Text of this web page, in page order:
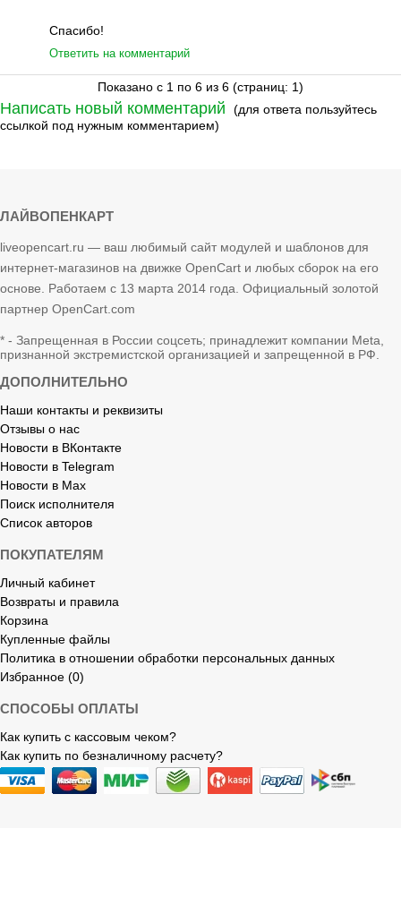
Спасибо!
Ответить на комментарий
Показано с 1 по 6 из 6 (страниц: 1)
Написать новый комментарий
(для ответа пользуйтесь
ссылкой под нужным комментарием)
ЛАЙВОПЕНКАРТ
liveopencart.ru — ваш любимый сайт модулей и шаблонов для
интернет-магазинов на движке OpenCart и любых сборок на его
основе. Работаем с 13 марта 2014 года. Официальный золотой
партнер OpenCart.com
* - Запрещенная в России соцсеть; принадлежит компании Meta,
признанной экстремистской организацией и запрещенной в РФ.
ДОПОЛНИТЕЛЬНО
Наши контакты и реквизиты
Отзывы о нас
Новости в ВКонтакте
Новости в Telegram
Новости в Max
Поиск исполнителя
Список авторов
ПОКУПАТЕЛЯМ
Личный кабинет
Возвраты и правила
Корзина
Купленные файлы
Политика в отношении обработки персональных данных
Избранное (0)
СПОСОБЫ ОПЛАТЫ
Как купить с кассовым чеком?
Как купить по безналичному расчету?